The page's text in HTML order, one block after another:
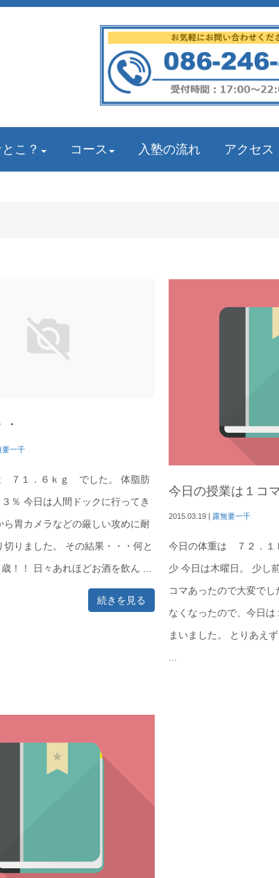
こ？ コース 入塾の流れ アクセス
要一千
７１．６ｋｇ でした。 体脂肪
％ 今日は人間ドックに行ってき
ら胃カメラなどの厳しい攻めに耐
切りました。 その結果・・・何と
！！ 日々あれほどお酒を飲ん ...
続きを見る
今日の授業は１コ
2015.03.19| 露無要一千
今日の体重は ７２．
少 今日は木曜日。 少し
コマあったので大変で
なくなったので、今日は
まいました。 とりあえ
...